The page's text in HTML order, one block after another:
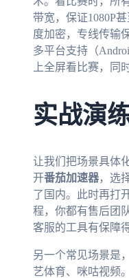
带宽，保证1080P
度加密，专线传输
多平台支持（
上全屏看比赛，同
实战演
让我们把场景具体
开番茄加速器，选
了国内。此时再打
程，你都有售后团
客服的工具有保障
另一个常见场景是
艺体育、咪咕视频